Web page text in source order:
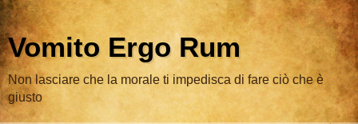
Vomito Ergo Rum
Non lasciare che la morale ti impedisca di fare ciò che è
giusto